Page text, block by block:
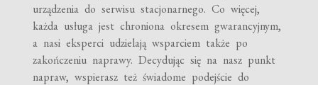
urządzenia do serwisu stacjonarnego. Co więcej,
każda usługa jest chroniona okresem gwarancyjnym,
a nasi eksperci udzielają wsparciem także po
zakończeniu naprawy. Decydując się na nasz punkt
napraw, wspierasz też świadome podejście do